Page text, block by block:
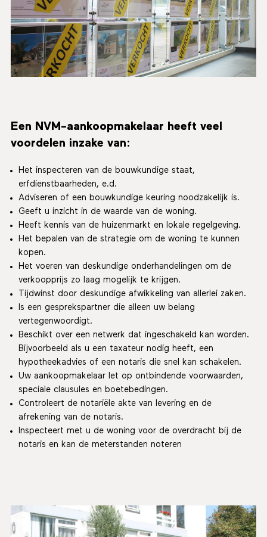
Een NVM-aankoopmakelaar heeft veel
voordelen inzake van:
Het inspecteren van de bouwkundige staat,
erfdienstbaarheden, e.d.
Adviseren of een bouwkundige keuring noodzakelijk is.
Geeft u inzicht in de waarde van de woning.
Heeft kennis van de huizenmarkt en lokale regelgeving.
Het bepalen van de strategie om de woning te kunnen
kopen.
Het voeren van deskundige onderhandelingen om de
verkoopprijs zo laag mogelijk te krijgen.
Tijdwinst door deskundige afwikkeling van allerlei zaken.
Is een gesprekspartner die alleen uw belang
vertegenwoordigt.
Beschikt over een netwerk dat ingeschakeld kan worden.
Bijvoorbeeld als u een taxateur nodig heeft, een
hypotheekadvies of een notaris die snel kan schakelen.
Uw aankoopmakelaar let op ontbindende voorwaarden,
speciale clausules en boetebedingen.
Controleert de notariële akte van levering en de
afrekening van de notaris.
Inspecteert met u de woning voor de overdracht bij de
notaris en kan de meterstanden noteren